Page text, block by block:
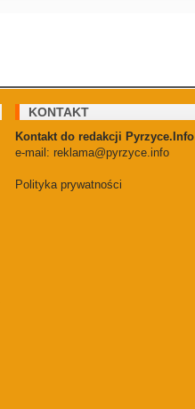
KONTAKT
Kontakt do redakcji Pyrzyce.Info
e-mail: reklama@pyrzyce.info
Polityka prywatności